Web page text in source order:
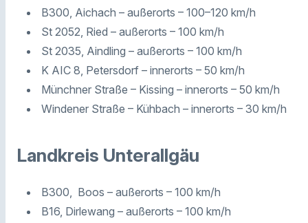
B300, Aichach – außerorts – 100–120 km/h
St 2052, Ried – außerorts – 100 km/h
St 2035, Aindling – außerorts – 100 km/h
K AIC 8, Petersdorf – innerorts – 50 km/h
Münchner Straße – Kissing – innerorts – 50 km/h
Windener Straße – Kühbach – innerorts – 30 km/h
Landkreis Unterallgäu
B300, Boos – außerorts – 100 km/h
B16, Dirlewang – außerorts – 100 km/h